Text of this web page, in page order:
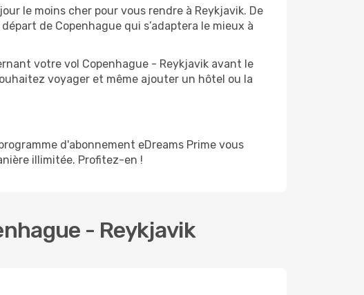
le moins cher pour vous rendre à Reykjavik. De
de Copenhague qui s’adaptera le mieux à
votre vol Copenhague - Reykjavik avant le
voyager et même ajouter un hôtel ou la
d'abonnement eDreams Prime vous
illimitée. Profitez-en !
- Reykjavik